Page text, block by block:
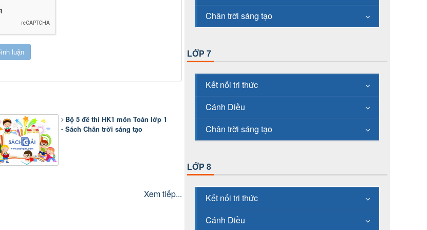
Bộ 5 đề thi HK1 môn Toán lớp 1
- Sách Chân trời sáng tạo
Xem tiếp...
Chân trời sáng tạo
LỚP 7
Kết nối tri thức
Cánh Diều
Chân trời sáng tạo
LỚP 8
Kết nối tri thức
Cánh Diều